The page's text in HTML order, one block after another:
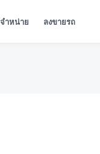
ำหน่าย ลงขายรถ